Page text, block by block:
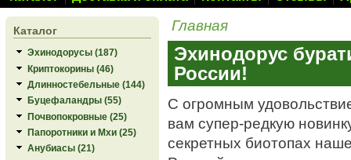
Каталог
Эхинодорусы (187)
Криптокорины (46)
Длинностебельные (144)
Буцефаландры (55)
Почвопокровные (25)
Папоротники и Мхи (25)
Анубиасы (21)
Главная
Эхинодорус
России!
С огромным
вам супер-редкую
секретных биотопах